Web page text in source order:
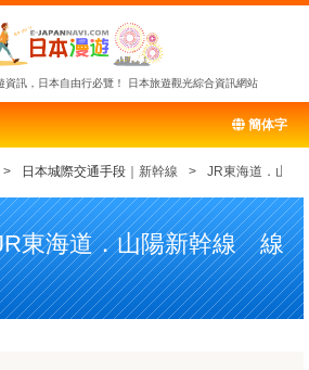
訊，日本自由行必覽！ 日本旅遊觀光綜合資訊網站
簡体字
日本城際交通手段 ｜新幹線 JR東海道．山陽
東海道．山陽新幹線 線